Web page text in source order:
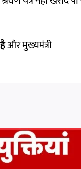
और मुख्यमंत्री